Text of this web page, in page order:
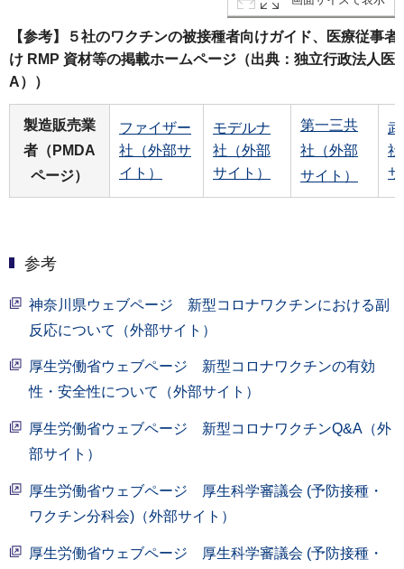
【参考】５社のワクチンの被接種者向けガイド、医療従事
け RMP 資材等の掲載ホームページ（出典：独立行政法人医
A））
製造販売業
者（PMDA
ページ）
ファイザー
社（外部サ
イト）
モデルナ
社（外部
サイト）
第一三共
社（外部
サイト）
参考
神奈川県ウェブページ 新型コロナワクチンにおける副
反応について（外部サイト）
厚生労働省ウェブページ 新型コロナワクチンの有効
性・安全性について（外部サイト）
厚生労働省ウェブページ 新型コロナワクチンQ&A（外
部サイト）
厚生労働省ウェブページ 厚生科学審議会 (予防接種・
ワクチン分科会)（外部サイト）
厚生労働省ウェブページ 厚生科学審議会 (予防接種・